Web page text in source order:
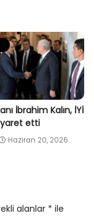
İbrahim Kalın, İYİ
etti
Haziran 20, 2026
alanlar * ile